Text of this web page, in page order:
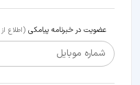
عضویت در خبرنامه پیامکی (اطلاع
شماره موبایل